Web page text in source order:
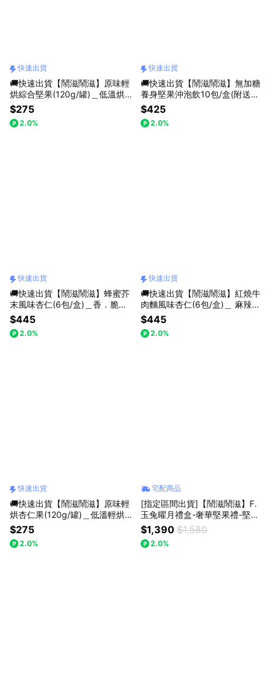
快速出貨
🚚快速出貨【鬧滋鬧滋】原味輕
烘綜合堅果(120g/罐)＿低溫烘
焙．口感豐富＿8種營養一次滿
足
$275
2.0%
快速出貨
🚚快速出貨【鬧滋鬧滋】無加糖
養身堅果沖泡飲10包/盒(附送禮
提袋)_生日快樂_感謝禮_為你加
油_養身輕食
$425
2.0%
快速出貨
🚚快速出貨【鬧滋鬧滋】蜂蜜芥
末風味杏仁(6包/盒)＿香．脆．
爽＿夠嗆夠辣 ! 口感獨特
$445
2.0%
快速出貨
🚚快速出貨【鬧滋鬧滋】紅燒牛
肉麵風味杏仁(6包/盒)＿ 麻辣唰
嘴．爽脆美味＿獨家道地口味
$445
2.0%
快速出貨
🚚快速出貨【鬧滋鬧滋】原味輕
烘杏仁果(120g/罐)＿低溫輕烘
焙．口感香脆＿天然風味
$275
2.0%
宅配商品
[指定區間出貨]【鬧滋鬧滋】F.
玉兔曜月禮盒-奢華堅果禮-堅果
罐裝6入（附提袋）_送禮首選_
創意堅果_中秋禮盒_企業送禮
$1,390 $1,580
2.0%